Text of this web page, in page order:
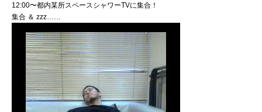
12:00〜都内某所スペースシャワーTVに集合！
集合 ＆ zzz……